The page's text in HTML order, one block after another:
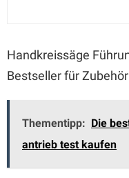
Handkreissäge
Bestseller für
Thementipp: Die
antrieb test kaufen